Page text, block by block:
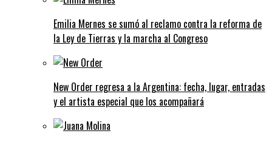
Emilia Mernes se sumó al reclamo contra la reforma de
la Ley de Tierras y la marcha al Congreso
New Order regresa a la Argentina: fecha, lugar, entradas
y el artista especial que los acompañará